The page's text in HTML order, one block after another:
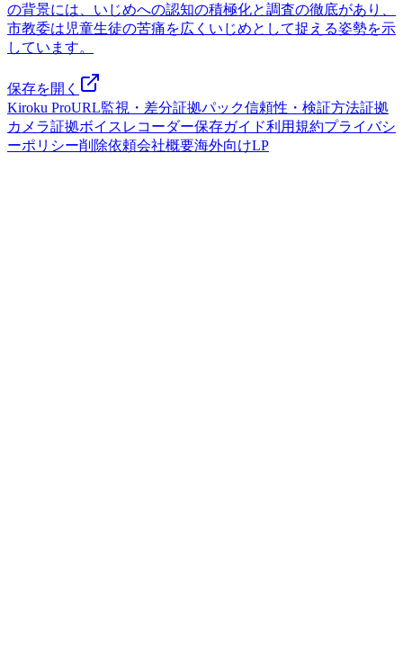
の背景には、いじめへの認知の積極化と調査の徹底があり、
市教委は児童生徒の苦痛を広くいじめとして捉える姿勢を示
しています。
保存を開く
Kiroku ProURL監視・差分証拠パック信頼性・検証方法証拠
カメラ証拠ボイスレコーダー保存ガイド利用規約プライバシ
ーポリシー削除依頼会社概要海外向けLP